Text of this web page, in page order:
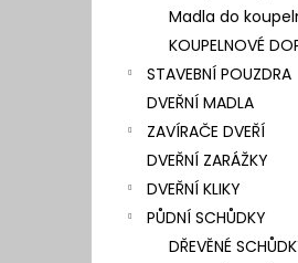
Madla do
KOUPELNOVÉ
STAVEBNÍ POUZDRA
DVEŘNÍ MADLA
ZAVÍRAČE DVEŘÍ
DVEŘNÍ ZARÁŽKY
DVEŘNÍ KLIKY
PŮDNÍ SCHŮDKY
DŘEVĚNÉ